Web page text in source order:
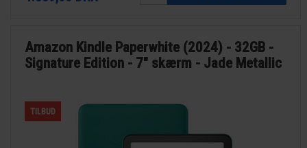
Amazon Kindle Paperwhite (2024) - 32GB -
Signature Edition - 7" skærm - Jade Metallic
TILBUD